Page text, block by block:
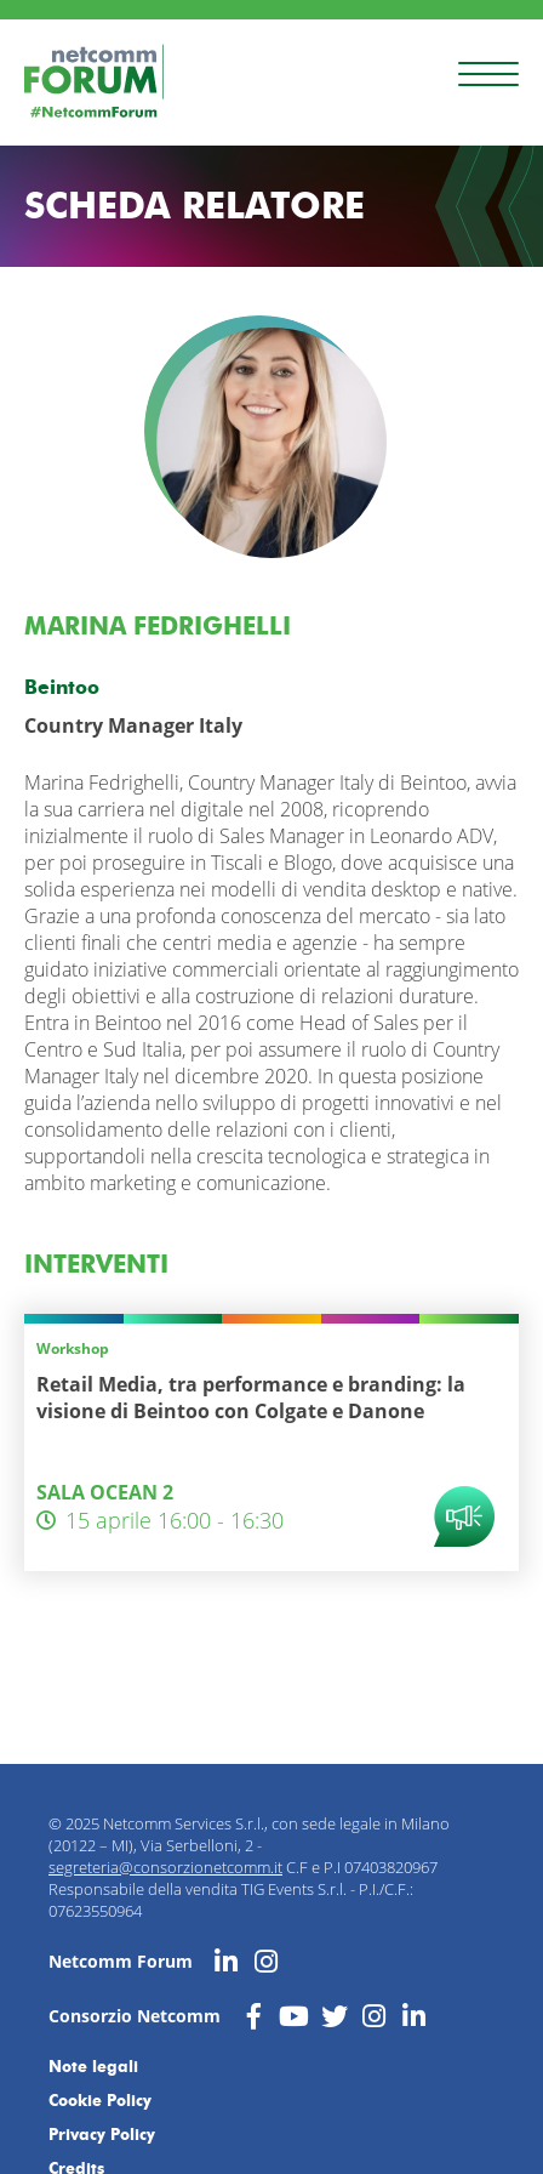
SCHEDA RELATORE
MARINA FEDRIGHELLI
Beintoo
Country Manager Italy
Marina Fedrighelli, Country Manager Italy di Beintoo, avvia
la sua carriera nel digitale nel 2008, ricoprendo
inizialmente il ruolo di Sales Manager in Leonardo ADV,
per poi proseguire in Tiscali e Blogo, dove acquisisce una
solida esperienza nei modelli di vendita desktop e native.
Grazie a una profonda conoscenza del mercato - sia lato
clienti finali che centri media e agenzie - ha sempre
guidato iniziative commerciali orientate al raggiungimento
degli obiettivi e alla costruzione di relazioni durature.
Entra in Beintoo nel 2016 come Head of Sales per il
Centro e Sud Italia, per poi assumere il ruolo di Country
Manager Italy nel dicembre 2020. In questa posizione
guida l’azienda nello sviluppo di progetti innovativi e nel
consolidamento delle relazioni con i clienti,
supportandoli nella crescita tecnologica e strategica in
ambito marketing e comunicazione.
INTERVENTI
Workshop
Retail Media, tra performance e branding: la
visione di Beintoo con Colgate e Danone
SALA OCEAN 2
15 aprile 16:00 - 16:30
© 2025 Netcomm Services S.r.l., con sede legale in Milano
(20122 – MI), Via Serbelloni, 2 -
segreteria@consorzionetcomm.itC.F e P.I 07403820967
Responsabile della vendita TIG Events S.r.l. - P.I./C.F.:
07623550964
Netcomm Forum
Consorzio Netcomm
Note legali
Cookie Policy
Privacy Policy
Credits